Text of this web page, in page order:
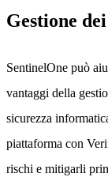
Gestione
SentinelOne può
vantaggi della
sicurezza
piattaforma con
rischi e mitigarli